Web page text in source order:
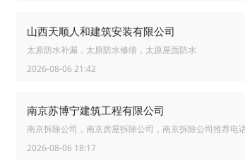
山西天顺人和建筑安装有限公司
太原防水补漏，太原防水修缮，太原屋面防水
2026-08-06 21:42
南京苏博宁建筑工程有限公司
南京拆除公司，南京房屋拆除公司，南京拆除公司推荐电
2026-08-06 18:17